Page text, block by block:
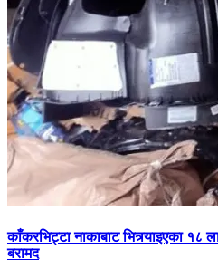
काँकरभिट्टा नाकाबाट भित्र्याइएका १८
बरामद